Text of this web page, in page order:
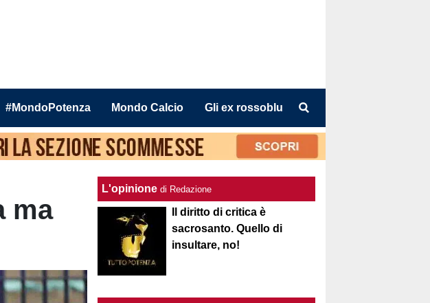
#MondoPotenza Mondo Calcio Gli ex rossoblu
ma
L'opinione di Redazione
Il diritto di critica è
sacrosanto. Quello di
insultare, no!